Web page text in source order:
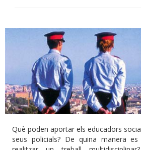
Què poden aportar els educadors
seus policials? De quina manera es